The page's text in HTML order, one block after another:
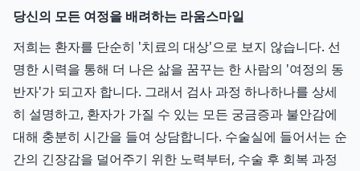
당신의 모든 여정을 배려하는 라움스마일
저희는 환자를 단순히 '치료의 대상'으로 보지 않습니다. 선
명한 시력을 통해 더 나은 삶을 꿈꾸는 한 사람의 '여정의 동
반자'가 되고자 합니다. 그래서 검사 과정 하나하나를 상세
히 설명하고, 환자가 가질 수 있는 모든 궁금증과 불안감에
대해 충분히 시간을 들여 상담합니다. 수술실에 들어서는 순
간의 긴장감을 덜어주기 위한 노력부터, 수술 후 회복 과정